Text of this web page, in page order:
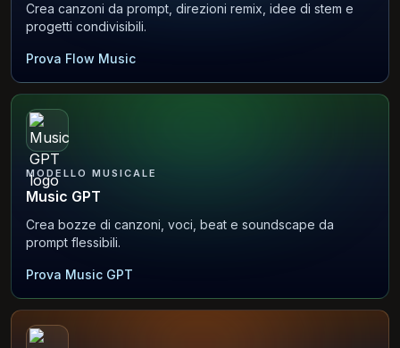
Crea canzoni da prompt, direzioni remix, idee di stem e
progetti condivisibili.
Prova Flow Music
MODELLO MUSICALE
Music GPT
Crea bozze di canzoni, voci, beat e soundscape da
prompt flessibili.
Prova Music GPT